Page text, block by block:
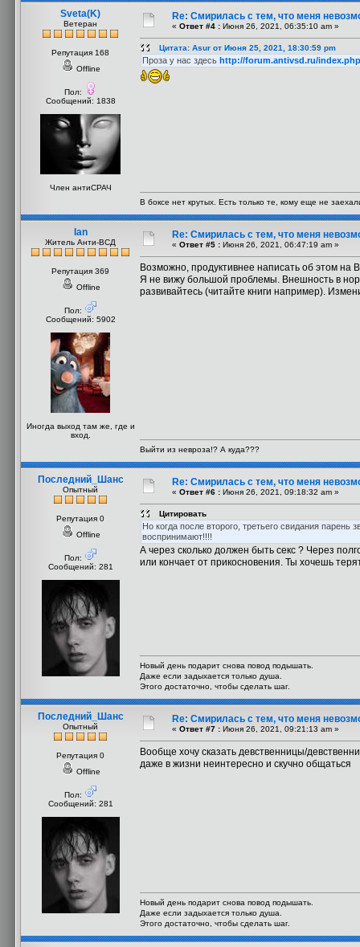
Sveta(K)
Ветеран
Репутация 168
Offline
Пол:
Сообщений: 1838
Член антиСРАЧ
Re: Смирилась с тем, что меня
« Ответ #4 : Июня 26, 2021, 06:35:10 am »
Цитата: Asur от Июня 25, 2021, 18:30:59 pm
Проза у нас здесь http://forum.antivsd.ru/
В боксе нет крутых. Есть только те, кому еще не
Ian
Житель Анти-ВСД
Репутация 369
Offline
Пол:
Сообщений: 5902
Иногда выход там же, где и
вход.
Re: Смирилась с тем, что меня
« Ответ #5 : Июня 26, 2021, 06:47:19 am »
Возможно, продуктивнее написать об этом на
Я не вижу большой проблемы. Внешность в
развивайтесь (читайте книги например).
Выйти из невроза!? А куда???
Последний_Шанс
Опытный
Репутация 0
Offline
Пол:
Сообщений: 281
Re: Смирилась с тем, что меня
« Ответ #6 : Июня 26, 2021, 09:18:32 am »
Цитировать
Но когда после второго, третьего свидания
воспринимают!!!!
А через сколько должен быть секс ? Через
или кончает от прикосновения. Ты хочешь
Новый день подарит снова повод подышать.
Даже если задыхается только душа.
Этого достаточно, чтобы сделать шаг.
Последний_Шанс
Опытный
Репутация 0
Offline
Пол:
Сообщений: 281
Re: Смирилась с тем, что меня
« Ответ #7 : Июня 26, 2021, 09:21:13 am »
Вообще хочу сказать девственницы/
даже в жизни неинтересно и скучно общаться
Новый день подарит снова повод подышать.
Даже если задыхается только душа.
Этого достаточно, чтобы сделать шаг.